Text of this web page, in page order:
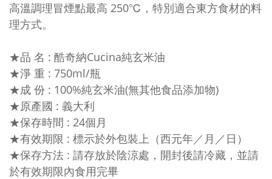
高溫調理冒煙點最高 250℃，特別適合東方食材的料
理方式。
★品 名 : 酷奇納Cucina純玄米油
★淨 重 : 750ml/瓶
★成 份 : 100%純玄米油(無其他食品添加物)
★原產國 : 義大利
★保存時間 : 24個月
★有效期限 : 標示於外包裝上（西元年／月／日）
★保存方法 : 請存放於陰涼處，開封後請冷藏，並請
於有效期限內食用完畢